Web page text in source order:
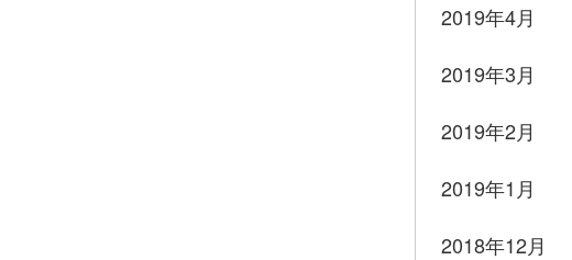
2019年4月
2019年3月
2019年2月
2019年1月
2018年12月